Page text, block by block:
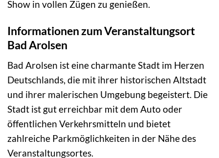
Show in vollen Zügen zu genießen.
Informationen zum Veranstaltungsort
Bad Arolsen
Bad Arolsen ist eine charmante Stadt im Herzen
Deutschlands, die mit ihrer historischen Altstadt
und ihrer malerischen Umgebung begeistert. Die
Stadt ist gut erreichbar mit dem Auto oder
öffentlichen Verkehrsmitteln und bietet
zahlreiche Parkmöglichkeiten in der Nähe des
Veranstaltungsortes.